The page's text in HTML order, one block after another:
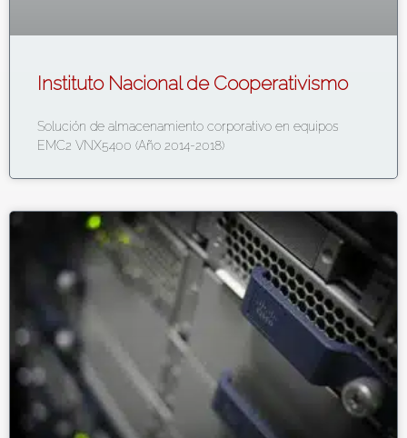
Instituto Nacional de Cooperativismo
Solución de almacenamiento corporativo en equipos
EMC2 VNX5400 (Año 2014-2018)